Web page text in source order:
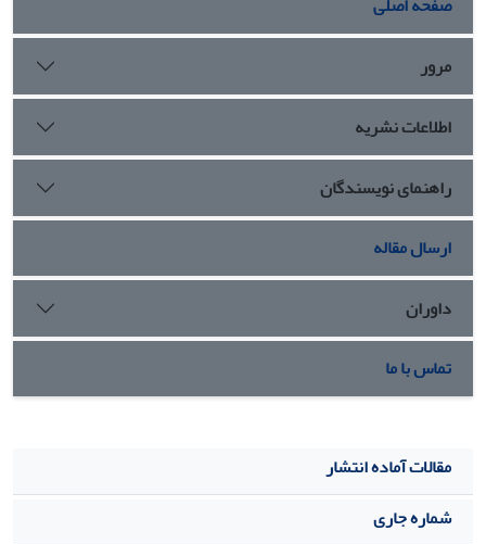
مرور
اطلاعات نشریه
راهنمای نویسندگان
ارسال مقاله
داوران
تماس با ما
مقالات آماده انتشار
شماره جاری